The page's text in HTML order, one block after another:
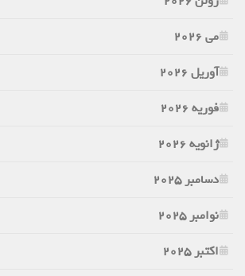
می 2026
آوریل 2026
فوریه 2026
ژانویه 2026
دسامبر 2025
نوامبر 2025
اکتبر 2025